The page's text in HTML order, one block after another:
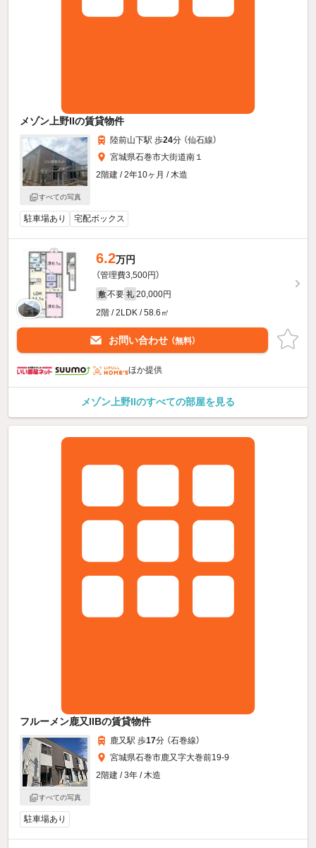
メゾン上野IIの賃貸物件
すべての写真
陸前山下駅 歩24分 （仙石線）
宮城県石巻市大街道南１
2階建 / 2年10ヶ月 / 木造
駐車場あり 宅配ボックス
6.2万円
（管理費3,500円）
敷 不要 礼 20,000円
2階 / 2LDK / 58.6㎡
お問い合わせ （無料）
ほか提供
メゾン上野IIのすべての部屋を見る
フルーメン鹿又IIBの賃貸物件
すべての写真
鹿又駅 歩17分 （石巻線）
宮城県石巻市鹿又字大巻前19-9
2階建 / 3年 / 木造
駐車場あり